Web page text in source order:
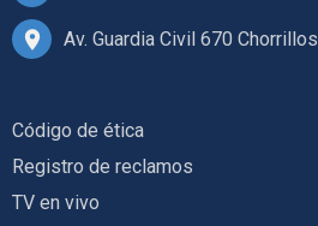
Av. Guardia Civil 670 Chorrillos
Código de ética
Registro de reclamos
TV en vivo